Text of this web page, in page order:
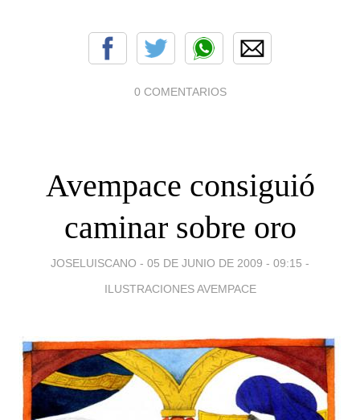
0 COMENTARIOS
Avempace consiguió
caminar sobre oro
JOSELUISCANO - 05 DE JUNIO DE 2009 - 09:15 -
ILUSTRACIONES AVEMPACE